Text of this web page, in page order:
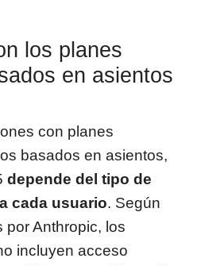
los planes
en asientos
con planes
basados en asientos,
depende del tipo de
cada usuario. Según
por Anthropic, los
incluyen acceso